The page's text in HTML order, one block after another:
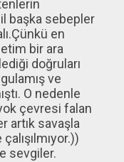
başka sebepler
en
bir ara
doğruları
ve
O nedenle
çevresi falan
artık savaşla
sevgiler.